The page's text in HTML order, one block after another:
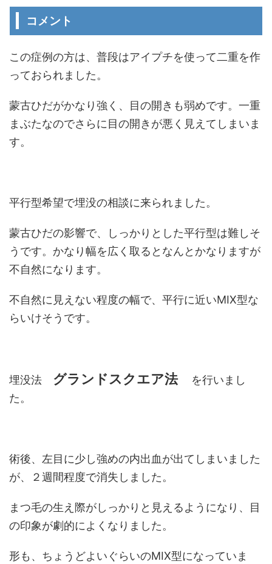
コメント
この症例の方は、普段はアイプチを使って二重を作
っておられました。
蒙古ひだがかなり強く、目の開きも弱めです。一重
まぶたなのでさらに目の開きが悪く見えてしまいま
す。
平行型希望で埋没の相談に来られました。
蒙古ひだの影響で、しっかりとした平行型は難しそ
うです。かなり幅を広く取るとなんとかなりますが
不自然になります。
不自然に見えない程度の幅で、平行に近いMIX型な
らいけそうです。
埋没法 グランドスクエア法
を行いまし
た。
術後、左目に少し強めの内出血が出てしまいました
が、２週間程度で消失しました。
まつ毛の生え際がしっかりと見えるようになり、目
の印象が劇的によくなりました。
形も、ちょうどよいぐらいのMIX型になっていま